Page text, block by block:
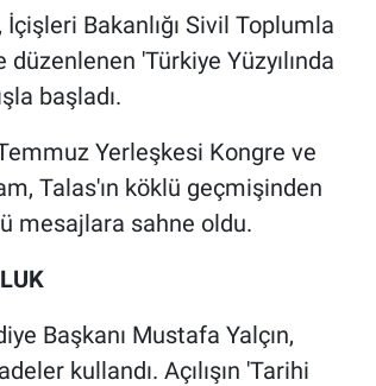
Bakanlığı Sivil Toplumla
'Türkiye Yüzyılında
başladı.
Yerleşkesi Kongre ve
Talas'ın köklü geçmişinden
mesajlara sahne oldu.
Başkanı Mustafa Yalçın,
kullandı. Açılışın 'Tarihi